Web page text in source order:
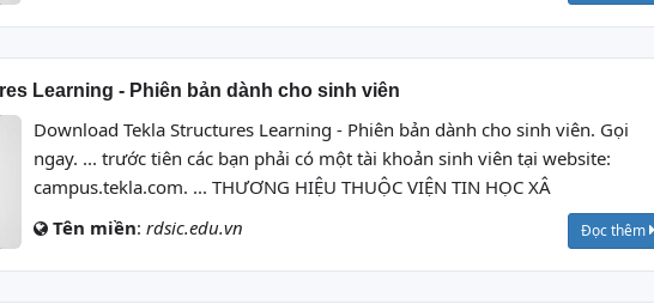
Learning - Phiên bản dành cho sinh viên
Download Tekla Structures Learning - Phiên bản dành cho sinh viên. Gọi
ngay. ... trước tiên các bạn phải có một tài khoản sinh viên tại website:
campus.tekla.com. ... THƯƠNG HIỆU THUỘC VIỆN TIN HỌC XÂ
Tên miền: rdsic.edu.vn Đọc thêm